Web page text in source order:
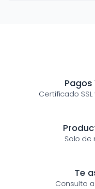
Pagos
Certificado
Solo de
Te
Consulta